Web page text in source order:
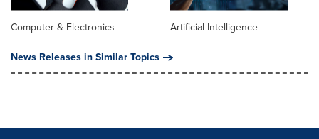
Computer & Electronics
Artificial Intelligence
News Releases in Similar Topics